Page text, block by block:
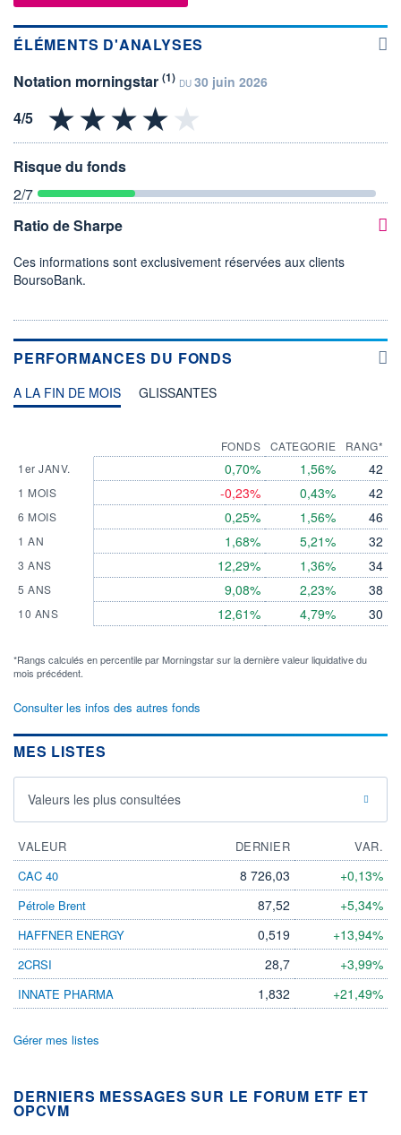
ÉLÉMENTS D'ANALYSES
Notation morningstar (1) DU 30 juin 2026
Risque du fonds
2/7
Ratio de Sharpe
Ces informations sont exclusivement réservées aux clients
BoursoBank.
PERFORMANCES DU FONDS
A LA FIN DE MOIS GLISSANTES
1er JANV.
1 MOIS
6 MOIS
1 AN
3 ANS
5 ANS
10 ANS
FONDS
0,70%
-0,23%
0,25%
1,68%
12,29%
9,08%
12,61%
CATEGORIE
1,56%
0,43%
1,56%
5,21%
1,36%
2,23%
4,79%
RANG*
42
42
46
32
34
38
30
*Rangs calculés en percentile par Morningstar sur la dernière valeur liquidative du
mois précédent.
Consulter les infos des autres fonds
MES LISTES
Valeurs les plus consultées
VALEUR DERNIER
VAR.
CAC 40
8 726,03 +0,13%
Pétrole Brent 87,52 +5,34%
HAFFNER ENERGY 0,519 +13,94%
2CRSI 28,7 +3,99%
INNATE PHARMA 1,832 +21,49%
Gérer mes listes
DERNIERS MESSAGES SUR LE FORUM ETF ET
OPCVM